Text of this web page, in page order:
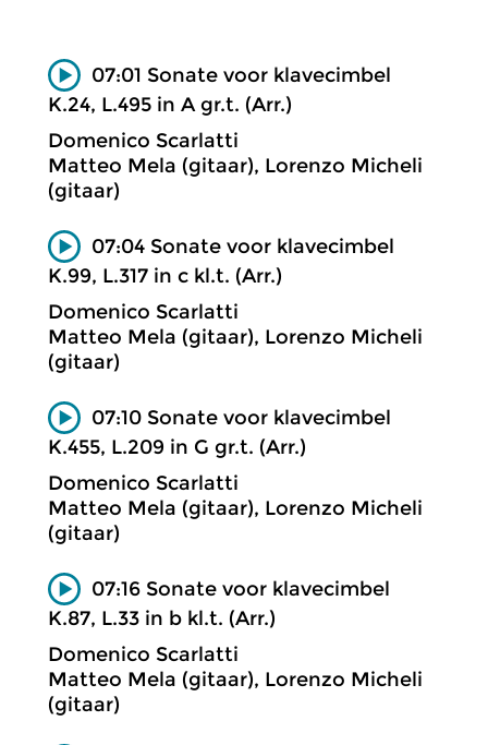
07:01 Sonate voor klavecimbel
K.24, L.495 in A gr.t. (Arr.)
Domenico Scarlatti
Matteo Mela (gitaar), Lorenzo Micheli
(gitaar)
07:04 Sonate voor klavecimbel
K.99, L.317 in c kl.t. (Arr.)
Domenico Scarlatti
Matteo Mela (gitaar), Lorenzo Micheli
(gitaar)
07:10 Sonate voor klavecimbel
K.455, L.209 in G gr.t. (Arr.)
Domenico Scarlatti
Matteo Mela (gitaar), Lorenzo Micheli
(gitaar)
07:16 Sonate voor klavecimbel
K.87, L.33 in b kl.t. (Arr.)
Domenico Scarlatti
Matteo Mela (gitaar), Lorenzo Micheli
(gitaar)